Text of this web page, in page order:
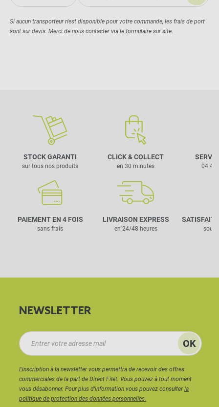
Si aucun transporteur n'est disponible pour votre commande, les frais de port
sont sur devis. Merci de nous contacter via le formulaire sur site.
STOCK GARANTI
sur tous nos produits
CLICK & COLLECT
en 30 minutes
PAIEMENT EN 4 FOIS
sans frais
LIVRAISON EXPRESS
en 24/48 heures
04 42
SATISFAIT
sous
NEWSLETTER
L'inscription à la newsletter vous permettra de recevoir des offres
commerciales de la part de Direct Filet. Vous pouvez à tout moment
vous désabonner. Pour plus d'information vous pouvez consulterla
politique de protection des données personnelles.